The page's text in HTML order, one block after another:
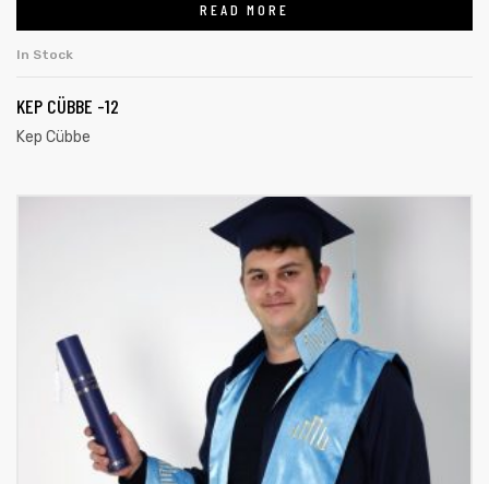
READ MORE
In Stock
KEP CÜBBE -12
Kep Cübbe